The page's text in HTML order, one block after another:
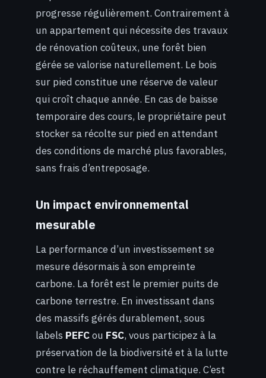
progresse régulièrement. Contrairement à
un appartement qui nécessite des travaux
de rénovation coûteux, une forêt bien
gérée se valorise naturellement. Le bois
sur pied constitue une réserve de valeur
qui croît chaque année. En cas de baisse
temporaire des cours, le propriétaire peut
stocker sa récolte sur pied en attendant
des conditions de marché plus favorables,
sans frais d’entreposage.
Un impact environnemental
mesurable
La performance d’un investissement se
mesure désormais à son empreinte
carbone. La forêt est le premier puits de
carbone terrestre. En investissant dans
des massifs gérés durablement, sous
labels PEFCou FSC, vous participez à la
préservation de la biodiversité et à la lutte
contre le réchauffement climatique. C’est